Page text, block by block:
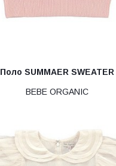
Поло SUMMAER SWEATER
BEBE ORGANIC